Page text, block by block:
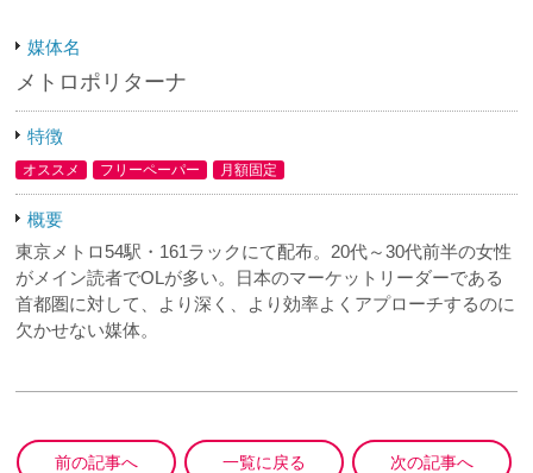
媒体名
メトロポリターナ
特徴
オススメ フリーペーパー 月額固定
概要
東京メトロ54駅・161ラックにて配布。20代～30代前半の女性
がメイン読者でOLが多い。日本のマーケットリーダーである
首都圏に対して、より深く、より効率よくアプローチするのに
欠かせない媒体。
前の記事へ 一覧に戻る 次の記事へ